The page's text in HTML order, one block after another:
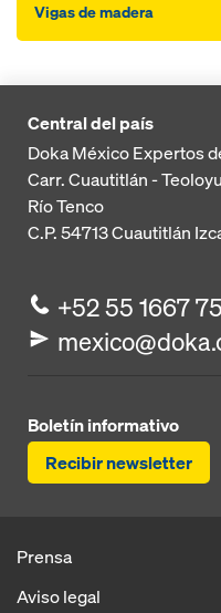
Vigas de madera
Central del país
Doka México Expertos
Carr. Cuautitlán -
Río Tenco
C.P. 54713Cuautitlán
+52 55 1667
Boletín informativo
Recibir newsletter
Prensa
Aviso legal